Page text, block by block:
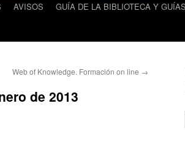
AVISOS
GUÍA DE LA BIBLIOTECA Y
Web of Knowledge. Formación on line →
de 2013